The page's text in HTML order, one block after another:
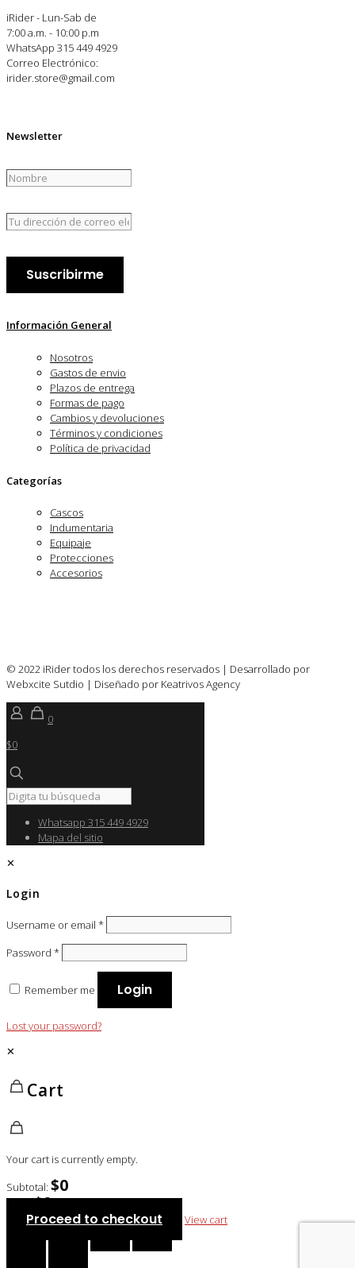
iRider - Lun-Sab de
7:00 a.m. - 10:00 p.m
WhatsApp 315 449 4929
Correo Electrónico:
irider.store@gmail.com
Newsletter
Información General
Nosotros
Gastos de envio
Plazos de entrega
Formas de pago
Cambios y devoluciones
Términos y condiciones
Política de privacidad
Categorías
Cascos
Indumentaria
Equipaje
Protecciones
Accesorios
© 2022 iRider todos los derechos reservados | Desarrollado por
Webxcite Sutdio | Diseñado por Keatrivos Agency
0
$0
Whatsapp 315 449 4929
Mapa del sitio
✕
Login
Username or email *
Password *
Remember me Login
Lost your password?
✕
Cart
Your cart is currently empty.
Subtotal: $0
$0
Proceed to checkout View cart